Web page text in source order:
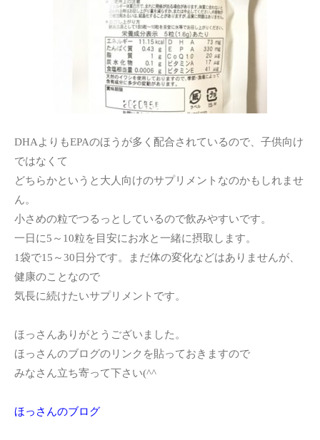
DHAよりもEPAのほうが多く配合されているので、子供向け
ではなくて
どちらかというと大人向けのサプリメントなのかもしれませ
ん。
小さめの粒でつるっとしているので飲みやすいです。
一日に5～10粒を目安にお水と一緒に摂取します。
1袋で15～30日分です。まだ体の変化などはありませんが、
健康のことなので
気長に続けたいサプリメントです。
ほっさんありがとうございました。
ほっさんのブログのリンクを貼っておきますので
みなさん立ち寄って下さい(^^ゞ
ほっさんのブログ